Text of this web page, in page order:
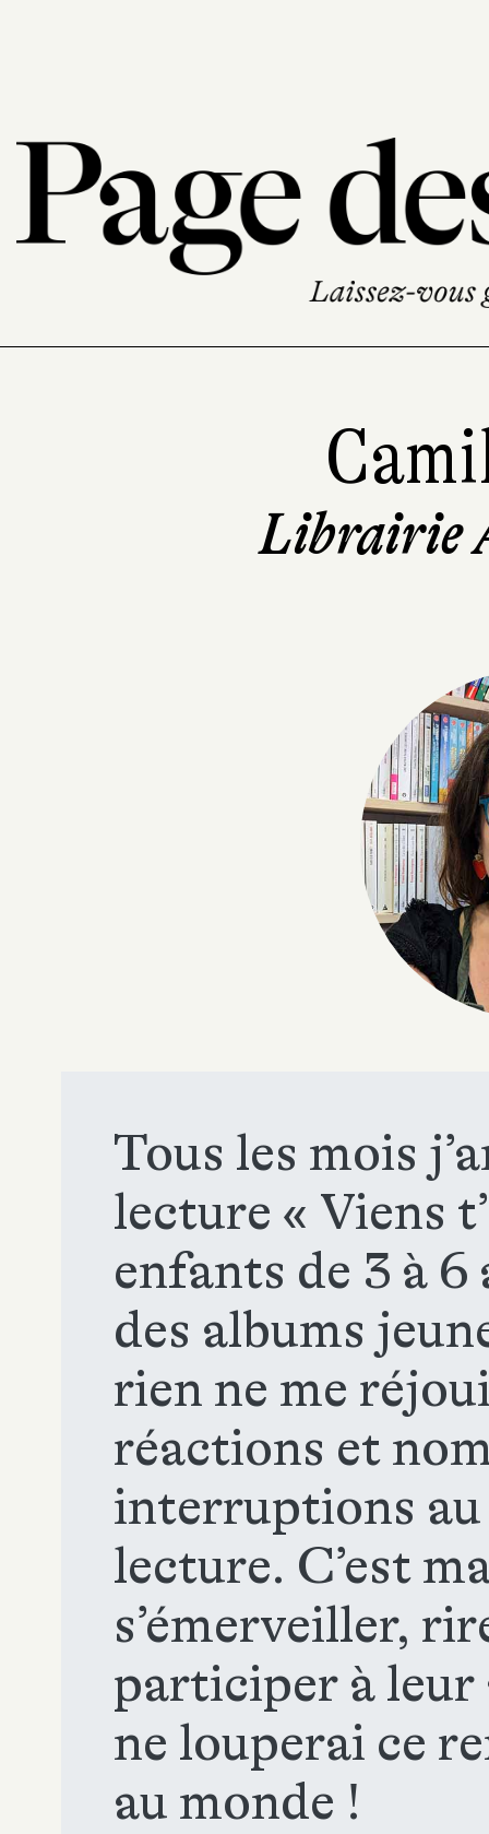
Librairie
Tous les mois
lecture « Viens
enfants de 3 à 6
des albums
rien ne me
réactions et
interruptions
lecture. C’est
s’émerveiller,
participer à leur
ne louperai ce
au monde !